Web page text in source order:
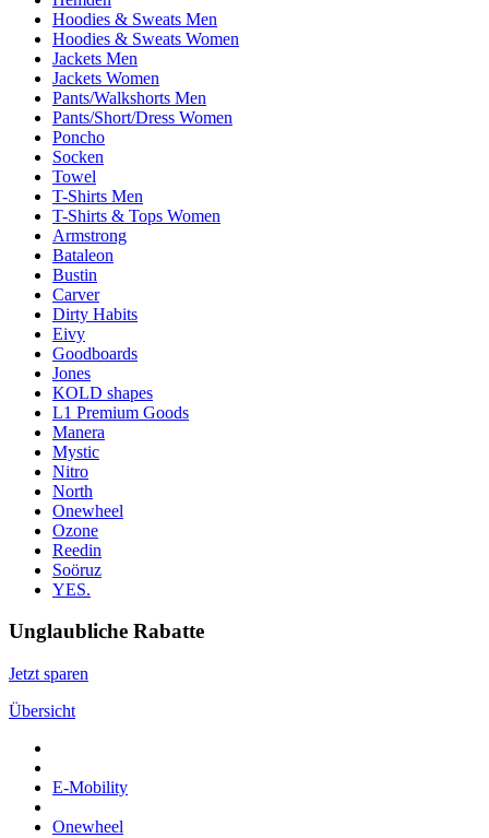
Hoodies & Sweats Men
Hoodies & Sweats Women
Jackets Men
Jackets Women
Pants/Walkshorts Men
Pants/Short/Dress Women
Poncho
Socken
Towel
T-Shirts Men
T-Shirts & Tops Women
Armstrong
Bataleon
Bustin
Carver
Dirty Habits
Eivy
Goodboards
Jones
KOLD shapes
L1 Premium Goods
Manera
Mystic
Nitro
North
Onewheel
Ozone
Reedin
Soöruz
YES.
Unglaubliche Rabatte
Jetzt sparen
Übersicht
E-Mobility
Onewheel